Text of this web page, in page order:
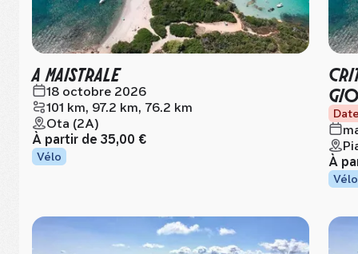
A MAISTRALE
18 octobre 2026
101 km, 97.2 km, 76.2 km
Ota (2A)
À partir de 35,00 €
Vélo
À
Vélo